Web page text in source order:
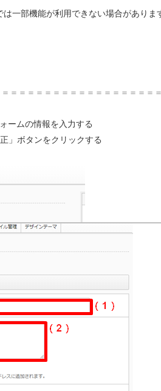
一部機能が利用できない場合がありま
＝＝＝＝＝＝＝＝＝＝＝＝＝＝＝＝＝＝
ームの情報を入力する
」ボタンをクリックする